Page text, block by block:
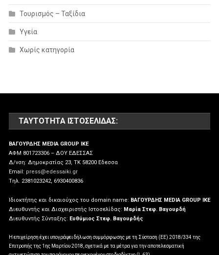
Τουρισμός – Ταξίδια
Υγεία
Χωρίς κατηγορία
ΤΑΥΤΌΤΗΤΑ ΙΣΤΟΣΕΛΊΔΑΣ:
ΒΑΓΟΥΡΔΗΣ MEDIA GROUP IKE
ΑΦΜ 801723306 – ΔΟΥ ΕΔΕΣΣΑΣ
Δ/νση: Δημοκρατίας 23, ΤΚ 58200 Εδεσσα
Email: press@edessaiki.gr
Tηλ. 2381023242, 6930400836
Ιδιοκτήτης και δικαιούχος του domain name: ΒΑΓΟΥΡΔΗΣ MEDIA GROUP IKE
Διευθυντής και Διαχειριστής Ιστοσελίδας: Μαρία Στεφ. Βαγουρδή
Διευθυντής Σύνταξης: Ευθύμιος Στεφ. Βαγουρδής
Η επιχείρηση έχει υπογράψει δήλωση συμμόρφωσης με τη Σύσταση (ΕΕ) 2018/334 της
Επιτροπής της 1ης Μαρτίου 2018, σχετικά με τα μέτρα για την αποτελεσματική